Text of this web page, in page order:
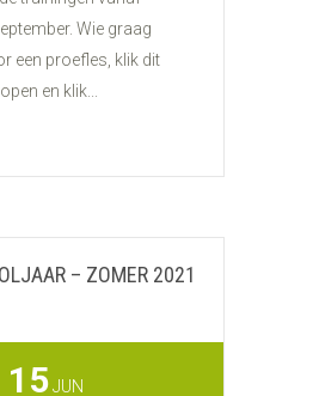
Wie graag
een proefles, klik dit
en klik...
– ZOMER 2021
15JUN